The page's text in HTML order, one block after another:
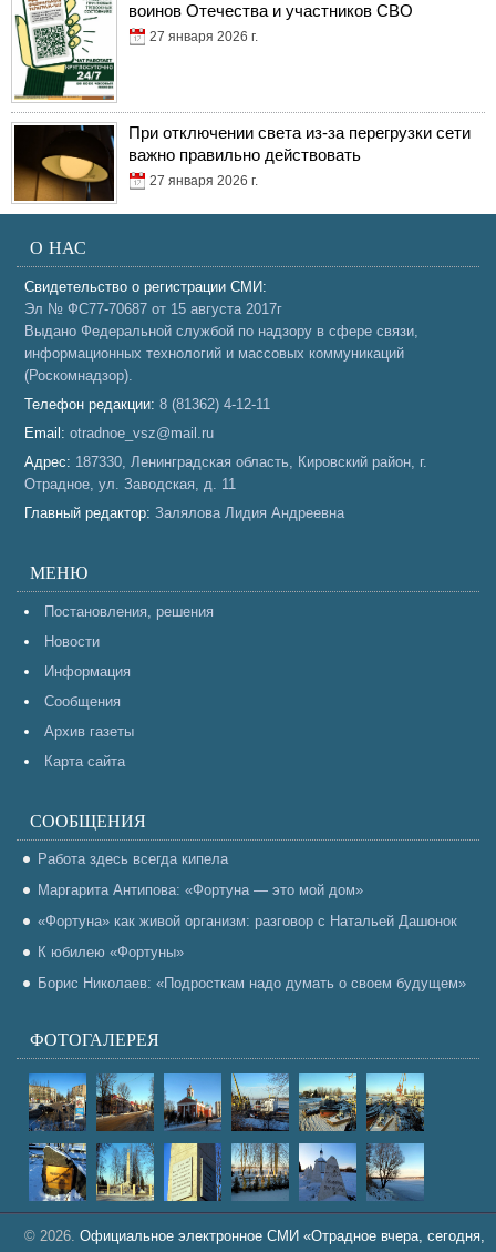
воинов Отечества и участников СВО
27 января 2026 г.
При отключении света из-за перегрузки сети
важно правильно действовать
27 января 2026 г.
О НАС
Свидетельство о регистрации СМИ:
Эл № ФС77-70687 от 15 августа 2017г
Выдано Федеральной службой по надзору в сфере связи,
информационных технологий и массовых коммуникаций
(Роскомнадзор).
Телефон редакции: 8 (81362) 4-12-11
Email: otradnoe_vsz@mail.ru
Адрес: 187330, Ленинградская область, Кировский район, г.
Отрадное, ул. Заводская, д. 11
Главный редактор: Залялова Лидия Андреевна
МЕНЮ
Постановления, решения
Новости
Информация
Сообщения
Архив газеты
Карта сайта
СООБЩЕНИЯ
Работа здесь всегда кипела
Маргарита Антипова: «Фортуна — это мой дом»
«Фортуна» как живой организм: разговор с Натальей Дашонок
К юбилею «Фортуны»
Борис Николаев: «Подросткам надо думать о своем будущем»
ФОТОГАЛЕРЕЯ
© 2026. Официальное электронное СМИ «Отрадное вчера, сегодня,